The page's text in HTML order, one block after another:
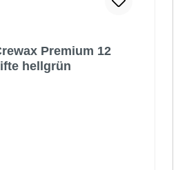
Premium 12
hellgrün